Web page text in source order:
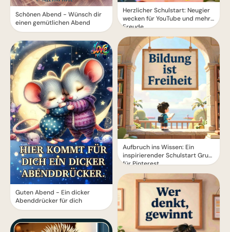
Schönen Abend - Wünsch dir
einen gemütlichen Abend
Guten Abend - Ein dicker
Abenddrücker für dich
Herzlicher Schulstart: Neugier
wecken für YouTube und mehr
Freude
Aufbruch ins Wissen: Ein
inspirierender Schulstart Gruß
für Pinterest